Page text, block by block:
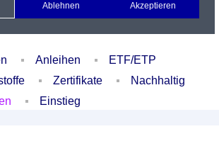
Watchlist Portfolio Login
Anleihen
ETF/ETP
Zertifikate
Nachhaltig
Einstieg
Ablehnen Akzeptieren